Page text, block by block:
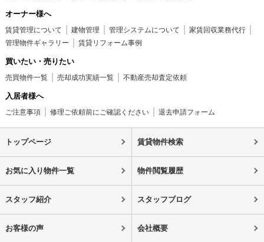
オーナー様へ
賃貸管理について 建物管理 管理システムについて
家賃回収業務代行
管理物件ギャラリー
賃貸リフォーム事例
買いたい・売りたい
売買物件一覧 売却成功実績一覧 不動産売却査定依頼
入居者様へ
ご注意事項 修理ご依頼前にご確認ください 退去申請フォーム
トップページ 賃貸物件検索
お気に入り物件一覧 物件閲覧履歴
スタッフ紹介 スタッフブログ
お客様の声 会社概要